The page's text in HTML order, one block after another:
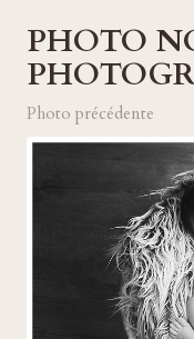
PHOTO
Photo précédente